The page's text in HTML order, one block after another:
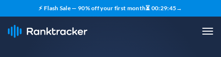
⚡ Flash Sale — 90% off your first month⏳ 00:29:43→